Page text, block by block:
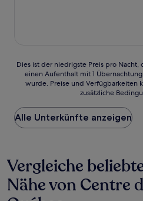
Dies
der
Preis
pro
Nacht,
den
letzten
24 Stunden
für
Dies ist der niedrigste Preis pro
einen Aufenthalt mit 1
wurde. Preise und Verfügbarkeiten
zusätzliche
Alle Unterkünfte anzeigen
Vergleiche
Nähe von Centre